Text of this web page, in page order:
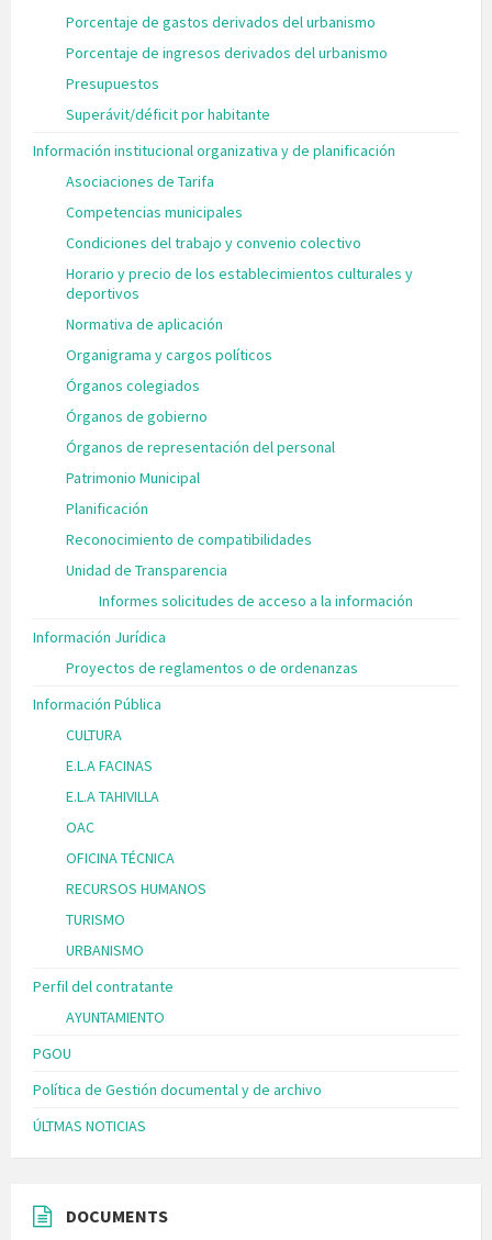
Porcentaje de gastos derivados del urbanismo
Porcentaje de ingresos derivados del urbanismo
Presupuestos
Superávit/déficit por habitante
Información institucional organizativa y de planificación
Asociaciones de Tarifa
Competencias municipales
Condiciones del trabajo y convenio colectivo
Horario y precio de los establecimientos culturales y
deportivos
Normativa de aplicación
Organigrama y cargos políticos
Órganos colegiados
Órganos de gobierno
Órganos de representación del personal
Patrimonio Municipal
Planificación
Reconocimiento de compatibilidades
Unidad de Transparencia
Informes solicitudes de acceso a la información
Información Jurídica
Proyectos de reglamentos o de ordenanzas
Información Pública
CULTURA
E.L.A FACINAS
E.L.A TAHIVILLA
OAC
OFICINA TÉCNICA
RECURSOS HUMANOS
TURISMO
URBANISMO
Perfil del contratante
AYUNTAMIENTO
PGOU
Política de Gestión documental y de archivo
ÚLTMAS NOTICIAS
DOCUMENTS